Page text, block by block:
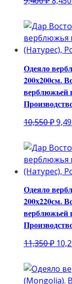
Одеяло
200х200см.
верблюжьей
10,550₽
Одеяло
200х220см.
верблюжьей
11,350₽